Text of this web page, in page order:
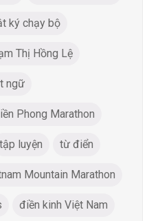
ký chạy bộ
Thị Hồng Lệ
ngữ
Phong Marathon
tập luyện từ điển
Mountain Marathon
điền kinh Việt Nam